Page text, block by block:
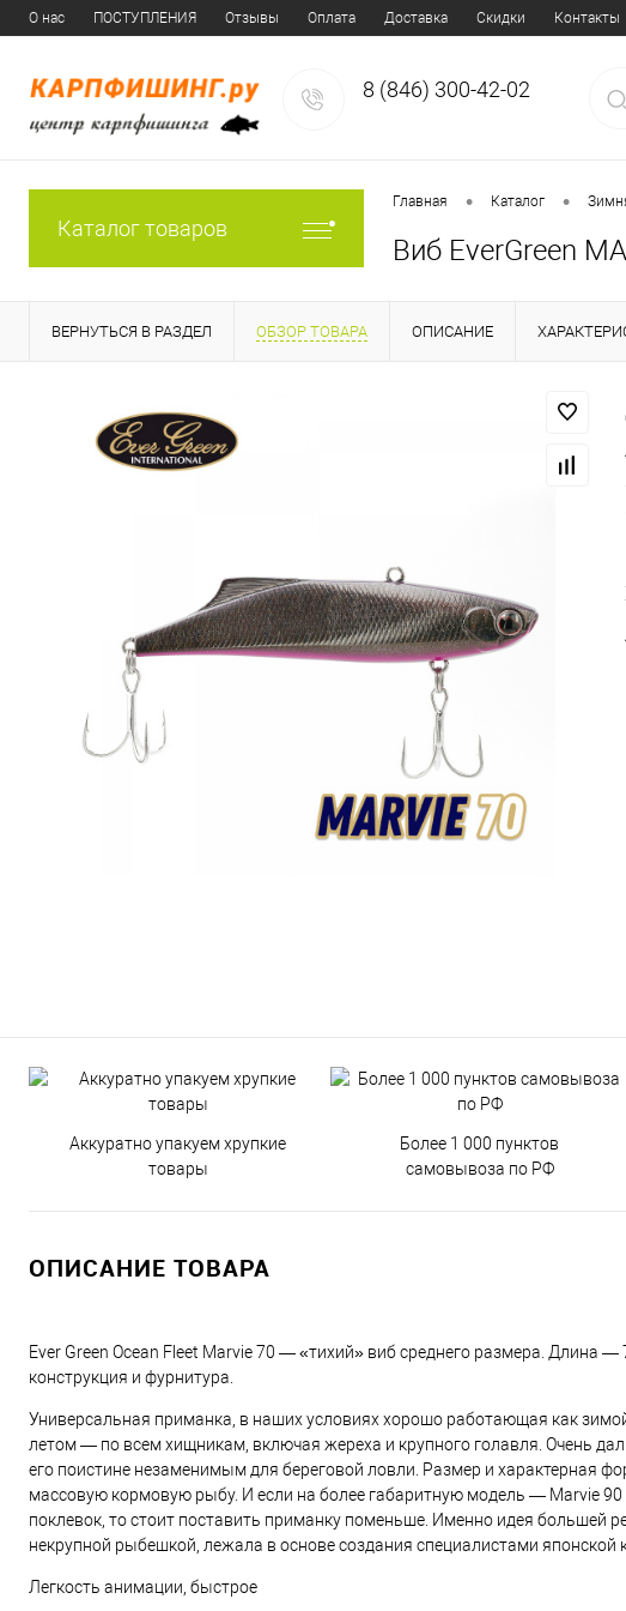
О нас ПОСТУПЛЕНИЯ Отзывы Оплата Доставка Скидки Контакты
8 (846) 300-42-02
Каталог товаров
Главная • Каталог •
Виб EverGreen
ВЕРНУТЬСЯ В РАЗДЕЛ ОБЗОР ТОВАРА ОПИСАНИЕ
Аккуратно упакуем хрупкие
товары
Более 1 000 пунктов
самовывоза по РФ
ОПИСАНИЕ ТОВАРА
Ever Green Ocean Fleet Marvie 70 — «тихий» виб среднего размера.
конструкция и фурнитура.
Универсальная приманка, в наших условиях хорошо работающая как
летом — по всем хищникам, включая жереха и крупного голавля. Очень
его поистине незаменимым для береговой ловли. Размер и характерная
массовую кормовую рыбу. И если на более габаритную модель — Marvie
поклевок, то стоит поставить приманку поменьше. Именно идея большей
некрупной рыбешкой, лежала в основе создания специалистами
Легкость анимации, быстрое